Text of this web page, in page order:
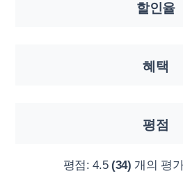
할인율
혜택
평점
평점:4.5 (34) 개의 평